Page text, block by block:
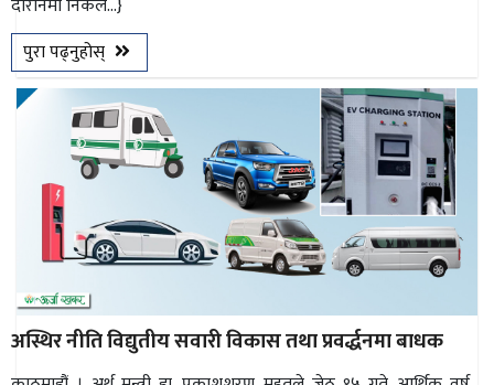
दाैरानमा निकले...}
पुरा पढ्नुहोस्
अस्थिर नीति विद्युतीय सवारी विकास तथा प्रवर्द्धनमा बाधक